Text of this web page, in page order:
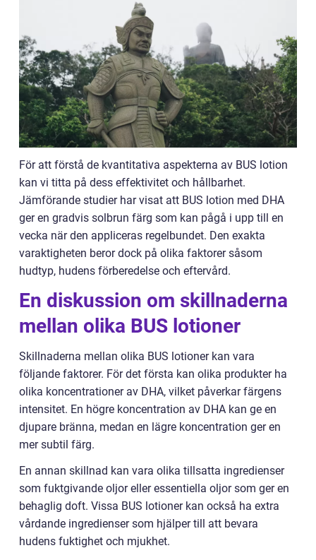
För att förstå de kvantitativa aspekterna av BUS lotion
kan vi titta på dess effektivitet och hållbarhet.
Jämförande studier har visat att BUS lotion med DHA
ger en gradvis solbrun färg som kan pågå i upp till en
vecka när den appliceras regelbundet. Den exakta
varaktigheten beror dock på olika faktorer såsom
hudtyp, hudens förberedelse och eftervård.
En diskussion om skillnaderna
mellan olika BUS lotioner
Skillnaderna mellan olika BUS lotioner kan vara
följande faktorer. För det första kan olika produkter ha
olika koncentrationer av DHA, vilket påverkar färgens
intensitet. En högre koncentration av DHA kan ge en
djupare bränna, medan en lägre koncentration ger en
mer subtil färg.
En annan skillnad kan vara olika tillsatta ingredienser
som fuktgivande oljor eller essentiella oljor som ger en
behaglig doft. Vissa BUS lotioner kan också ha extra
vårdande ingredienser som hjälper till att bevara
hudens fuktighet och mjukhet.